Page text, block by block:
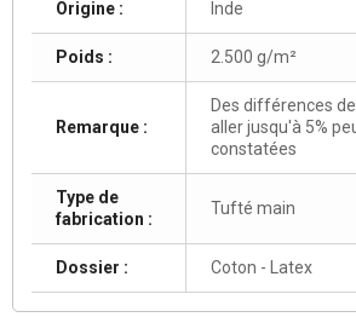
Origine : Inde
Poids : 2.500 g/m²
Remarque :
Des différences
aller jusqu'à 5%
constatées
Type de
fabrication :
Tufté main
Dossier : Coton - Latex